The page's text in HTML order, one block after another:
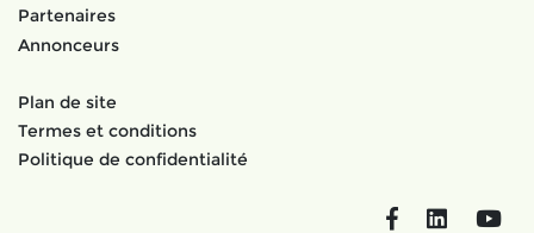
Partenaires
Annonceurs
Plan de site
Termes et conditions
Politique de confidentialité
FacebookLinkedIn